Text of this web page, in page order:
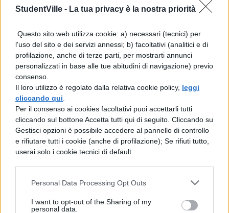
StudentVille - La tua privacy è la nostra priorità
Questo sito web utilizza cookie: a) necessari (tecnici) per
l'uso del sito e dei servizi annessi; b) facoltativi (analitici e di
profilazione, anche di terze parti, per mostrarti annunci
personalizzati in base alle tue abitudini di navigazione) previo
consenso.
Il loro utilizzo è regolato dalla relativa cookie policy, leggi
cliccando qui
Per il consenso ai cookies facoltativi puoi accettarli tutti
cliccando sul bottone Accetta tutti qui di seguito. Cliccando su
Gestisci opzioni è possibile accedere al pannello di controllo
e rifiutare tutti i cookie (anche di profilazione); Se rifiuti tutto,
userai solo i cookie tecnici di default.
Personal Data Processing Opt Outs
I want to opt-out of the Sharing of my
personal data.
fissato al 14 novembre 2025, secondo
quanto indicato dalla circolare INPS. Una
volta accolte, le richieste generano un
codice univoco che consente di
accedere al contributo. Questo codice
resta valido per 270 giorni a partire dalla
pubblicazione delle graduatorie: decorso
tale periodo, il sistema provvede ad
così qualsiasi utilizzo successivo.